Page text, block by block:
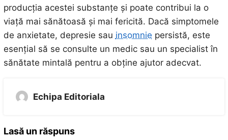
producția acestei substanțe și poate contribui la o
viață mai sănătoasă și mai fericită. Dacă simptomele
de anxietate, depresie sau insomnie persistă, este
esențial să se consulte un medic sau un specialist în
sănătate mintală pentru a obține ajutor adecvat.
Echipa Editoriala
Lasă un răspuns